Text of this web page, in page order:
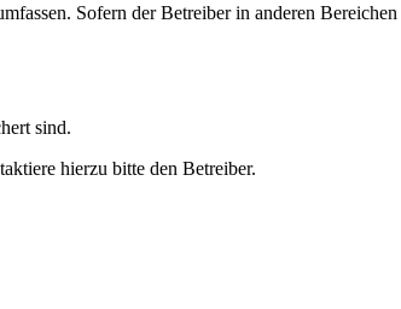
Sofern der Betreiber in anderen
sind.
hierzu bitte den Betreiber.